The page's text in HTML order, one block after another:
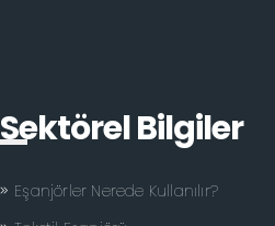
Sektörel Bilgiler
Eşanjörler Nerede Kullanılır?